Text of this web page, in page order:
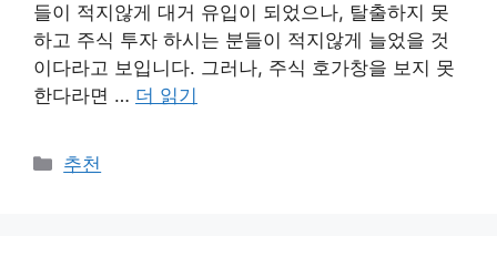
들이 적지않게 대거 유입이 되었으나, 탈출하지 못
하고 주식 투자 하시는 분들이 적지않게 늘었을 것
이다라고 보입니다. 그러나, 주식 호가창을 보지 못
한다라면 … 더 읽기
카
추천